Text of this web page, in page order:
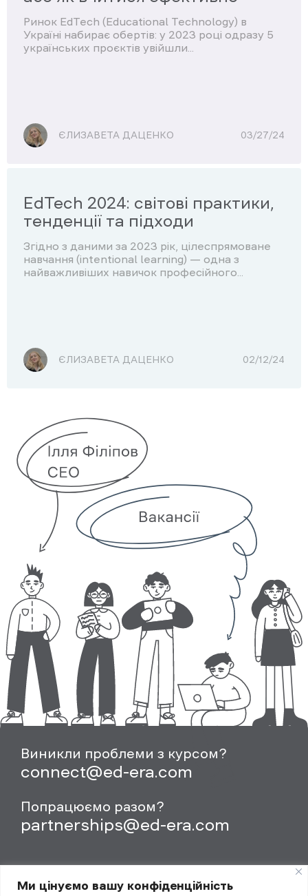
Ми цінуємо вашу конфіденційність
Ринок EdTech (Educational Technology) в
Україні набирає обертів: у 2023 році одразу 5
українських проєктів увійшли...
ЄЛИЗАВЕТА ДАЦЕНКО 03/27/24
EdTech 2024: світові практики,
тенденції та підходи
Згідно з даними за 2023 рік, цілеспрямоване
навчання (intentional learning) — одна з
найважливіших навичок професійного...
ЄЛИЗАВЕТА ДАЦЕНКО 02/12/24
Виникли проблеми з курсом?
connect@ed-era.com
Попрацюємо разом?
partnerships@ed-era.com